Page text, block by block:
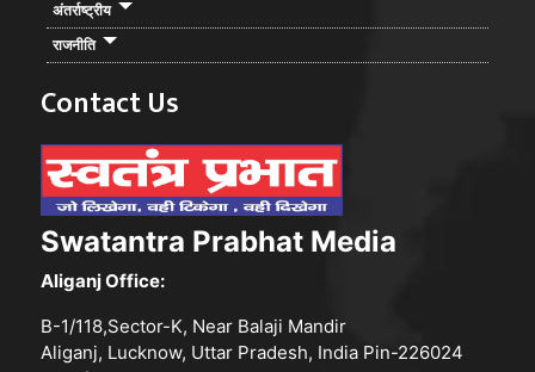
अंतर्राष्ट्रीय
राजनीति
Contact Us
Swatantra Prabhat Media
Aliganj Office:
B-1/118,Sector-K, Near Balaji Mandir
Aliganj, Lucknow, Uttar Pradesh, India Pin-226024